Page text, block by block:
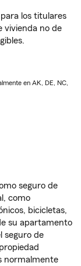
los titulares
vivienda no de
en AK, DE, NC,
seguro de
como
bicicletas,
su apartamento
seguro de
normalmente